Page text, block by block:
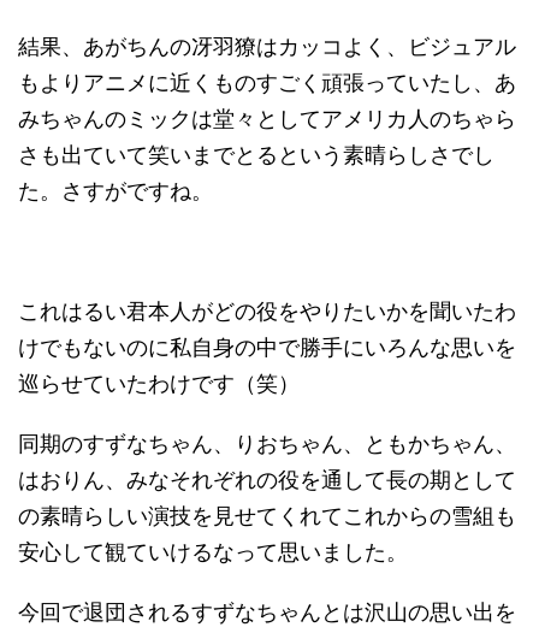
結果、あがちんの冴羽獠はカッコよく、ビジュアル
もよりアニメに近くものすごく頑張っていたし、あ
みちゃんのミックは堂々としてアメリカ人のちゃら
さも出ていて笑いまでとるという素晴らしさでし
た。さすがですね。
これはるい君本人がどの役をやりたいかを聞いたわ
けでもないのに私自身の中で勝手にいろんな思いを
巡らせていたわけです（笑）
同期のすずなちゃん、りおちゃん、ともかちゃん、
はおりん、みなそれぞれの役を通して長の期として
の素晴らしい演技を見せてくれてこれからの雪組も
安心して観ていけるなって思いました。
今回で退団されるすずなちゃんとは沢山の思い出を